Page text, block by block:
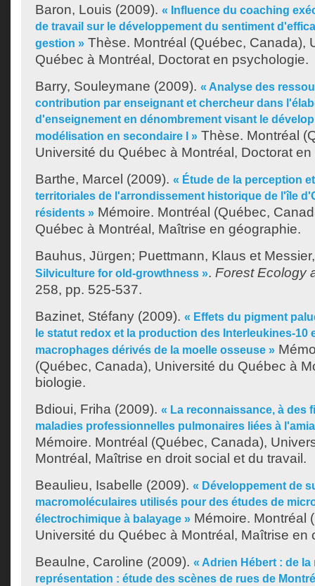
Baron, Louis (2009). « Influence du coaching
de travail sur le développement du sentiment
gestion » Thèse. Montréal (Québec, Canada),
Québec à Montréal, Doctorat en psychologie.
Barry, Souleymane (2009). « Analyse des
contribution par enseignant et chercheur dans
d'enseignement en dénombrement visant le
modélisation en secondaire I » Thèse. Montréal
Université du Québec à Montréal, Doctorat
Barthe, Marcel (2009). « Étude de la perception
territoriales de l'arrondissement historique de l'île
résidents » Mémoire. Montréal (Québec,
Québec à Montréal, Maîtrise en géographie.
Bauhus, Jürgen; Puettmann, Klaus et
Silviculture for old-growthness ». Forest Ecology
258, pp. 525-537.
Bazinet, Stéfany (2009). « Effets du pigment
le statut redox et la production des Interleukines-10
macrophages dérivés de la moelle osseuse »
(Québec, Canada), Université du Québec à
biologie.
Bdioui, Friha (2009). « La reconnaissance, à des
maladies professionnelles pulmonaires liées à
Mémoire. Montréal (Québec, Canada),
Montréal, Maîtrise en droit social et du travail.
Beaulieu, Isabelle (2009). « Développement de
macromoléculaires utilisés pour des études de
électrochimique à balayage » Mémoire. Montréal
Université du Québec à Montréal, Maîtrise en
Beaulne, Caroline (2009). « Adrien Hébert : de la
représentation : étude des scènes de rues de